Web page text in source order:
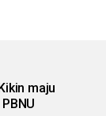
maju